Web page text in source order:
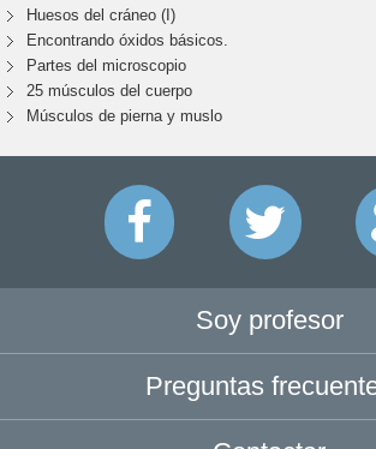
Huesos del cráneo (I)
Encontrando óxidos básicos.
Partes del microscopio
25 músculos del cuerpo
Músculos de pierna y muslo
Soy profesor
Preguntas